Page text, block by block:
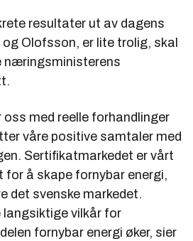
resultater ut av dagens
Olofsson, er lite trolig, skal
næringsministerens
med reelle forhandlinger
våre positive samtaler med
Sertifikatmarkedet er vårt
å skape fornybar energi,
det svenske markedet.
langsiktige vilkår for
fornybar energi øker, sier